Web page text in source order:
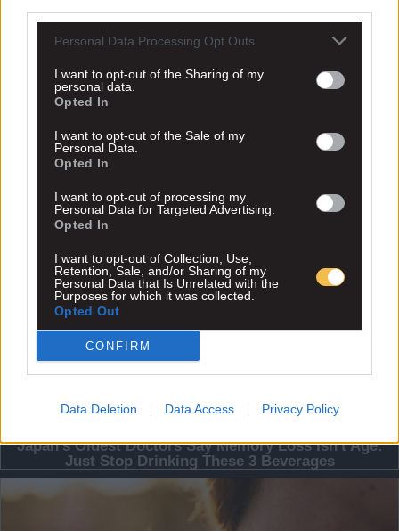
Personal Data Processing Opt Outs
I want to opt-out of the Sharing of my
personal data.
Opted In
I want to opt-out of the Sale of my
Personal Data.
Opted In
I want to opt-out of processing my
Personal Data for Targeted Advertising.
Opted In
I want to opt-out of Collection, Use,
Retention, Sale, and/or Sharing of my
Personal Data that Is Unrelated with the
Purposes for which it was collected.
Opted Out
CONFIRM
Data Deletion Data Access Privacy Policy